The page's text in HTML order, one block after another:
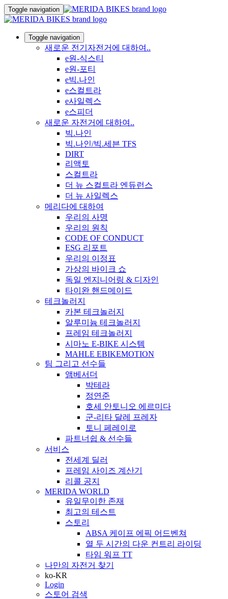
Toggle navigation
Toggle navigation
새로운 전기자전거에 대하여..
e원-식스티
e원-포티
e빅.나인
e스컬트라
e사일렉스
e스피더
새로운 자전거에 대하여..
빅.나인
빅.나인/빅.세븐 TFS
DIRT
리액토
스컬트라
더 뉴 스컬트라 엔듀런스
더 뉴 사일렉스
메리다에 대하여
우리의 사명
우리의 원칙
CODE OF CONDUCT
ESG 리포트
우리의 이정표
가상의 바이크 쇼
독일 엔지니어링 & 디자인
타이완 핸드메이드
테크놀러지
카본 테크놀러지
알루미늄 테크놀러지
프레임 테크놀러지
시마노 E-BIKE 시스템
MAHLE EBIKEMOTION
팀 그리고 선수들
앰베서더
박테라
정연준
호세 안토니오 에르미다
군-리타 달레 프레자
토니 페레이로
파트너쉽 & 선수들
서비스
전세계 딜러
프레임 사이즈 계산기
리콜 공지
MERIDA WORLD
유일무이한 존재
최고의 테스트
스토리
ABSA 케이프 에픽 어드벤쳐
열 두 시간의 다운 컨트리 라이딩
타임 워프 TT
나만의 자전거 찾기
ko-KR
Login
스토어 검색